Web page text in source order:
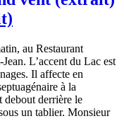
au Restaurant
L’accent du Lac est
Il affecte en
à la
debout derrière le
un tablier. Monsieur